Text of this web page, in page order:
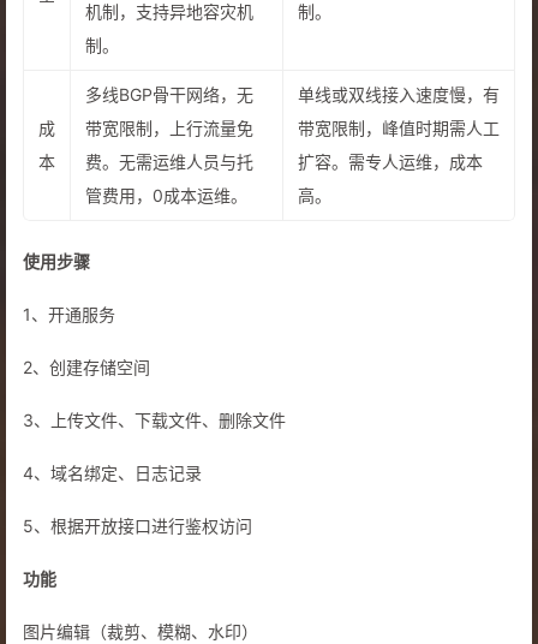
机制，支持异地容灾机
制。
制。
成
本
多线BGP骨干网络，无
带宽限制，上行流量免
费。无需运维人员与托
管费用，0成本运维。
单线或双线接入速度慢，有
带宽限制，峰值时期需人工
扩容。需专人运维，成本
高。
使用步骤
1、开通服务
2、创建存储空间
3、上传文件、下载文件、删除文件
4、域名绑定、日志记录
5、根据开放接口进行鉴权访问
功能
图片编辑（裁剪、模糊、水印）